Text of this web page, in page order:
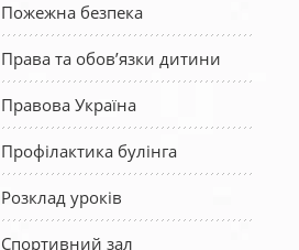
Пожежна безпека
Права та обов’язки дитини
Правова Україна
Профілактика булінга
Розклад уроків
Спортивний зал